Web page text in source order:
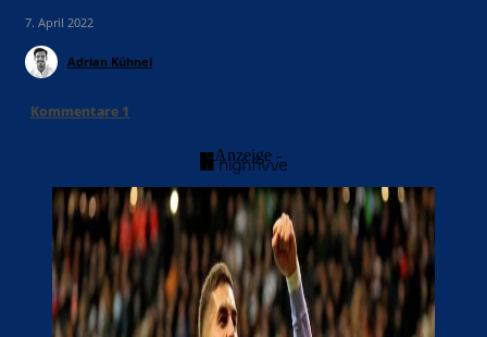
7. April 2022
Adrian Kühnel
Kommentare 1
- Anzeige -